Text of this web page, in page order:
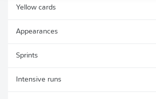
Yellow cards
Appearances
Sprints
Intensive runs